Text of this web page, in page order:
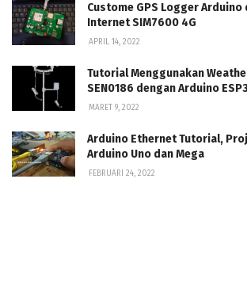
Custome GPS Logger Arduino
Internet SIM7600 4G
APRIL 14, 2022
Tutorial Menggunakan
SEN0186 dengan Arduino
MARET 9, 2022
Arduino Ethernet Tutorial,
Arduino Uno dan Mega
FEBRUARI 24, 2022